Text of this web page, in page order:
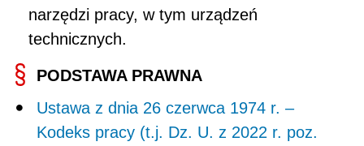
narzędzi pracy, w tym urządzeń
technicznych.
PODSTAWA PRAWNA
Ustawa z dnia 26 czerwca 1974 r. –
Kodeks pracy (t.j. Dz. U. z 2022 r. poz.